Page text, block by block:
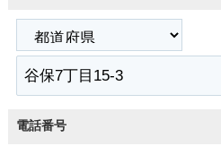
電話番号